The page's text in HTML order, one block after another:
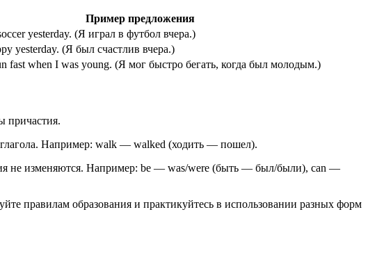
Пример предложения
yesterday. (Я играл в футбол вчера.)
yesterday. (Я был счастлив вчера.)
fast when I was young. (Я мог быстро бегать, когда был молодым.)
причастия.
Например: walk — walked (ходить — пошел).
не изменяются. Например: be — was/were (быть — был/были), can —
правилам образования и практикуйтесь в использовании разных форм